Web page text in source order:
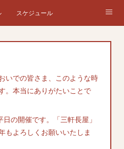
スケジュール
いでの皆さま、このような時
。本当にありがたいことで
の開催です。「三軒長屋」
もよろしくお願いいたしま